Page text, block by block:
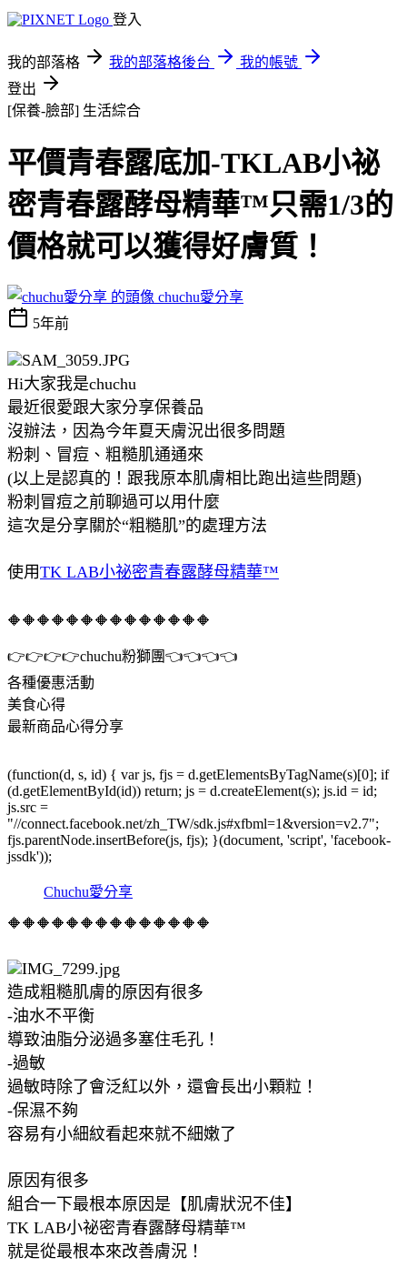
登入
我的部落格 我的部落格後台
我的帳號
登出
[保養-臉部] 生活綜合
平價青春露底加-TKLAB小祕
密青春露酵母精華™只需1/3的
價格就可以獲得好膚質！
chuchu愛分享
5年前
Hi大家我是chuchu
最近很愛跟大家分享保養品
沒辦法，因為今年夏天膚況出很多問題
粉刺、冒痘、粗糙肌通通來
(以上是認真的！跟我原本肌膚相比跑出這些問題)
粉刺冒痘之前聊過可以用什麼
這次是分享關於“粗糙肌”的處理方法
使用TK LAB小祕密青春露酵母精華™
🔶🔶🔶🔶🔶🔶🔶🔶🔶🔶🔶🔶🔶🔶
👉👉👉👉chuchu粉獅團👈👈👈👈
各種優惠活動
美食心得
最新商品心得分享
(function(d, s, id) { var js, fjs = d.getElementsByTagName(s)[0]; if
(d.getElementById(id)) return; js = d.createElement(s); js.id = id;
js.src =
"//connect.facebook.net/zh_TW/sdk.js#xfbml=1&version=v2.7";
fjs.parentNode.insertBefore(js, fjs); }(document, 'script', 'facebook-
jssdk'));
Chuchu愛分享
🔶🔶🔶🔶🔶🔶🔶🔶🔶🔶🔶🔶🔶🔶
造成粗糙肌膚的原因有很多
-油水不平衡
導致油脂分泌過多塞住毛孔！
-過敏
過敏時除了會泛紅以外，還會長出小顆粒！
-保濕不夠
容易有小細紋看起來就不細嫩了
原因有很多
組合一下最根本原因是【肌膚狀況不佳】
TK LAB小祕密青春露酵母精華™
就是從最根本來改善膚況！